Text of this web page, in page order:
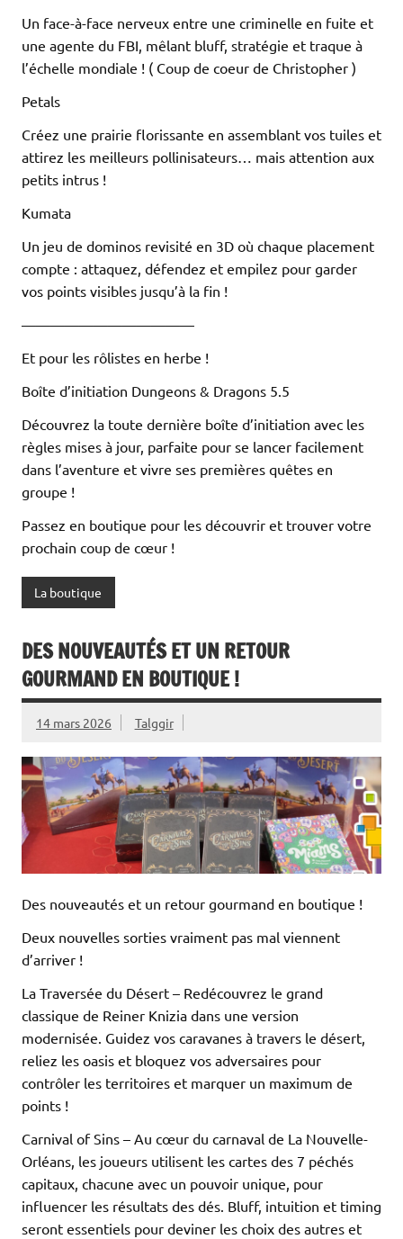
Un face-à-face nerveux entre une criminelle en fuite et
une agente du FBI, mêlant bluff, stratégie et traque à
l’échelle mondiale ! ( Coup de coeur de Christopher )
Petals
Créez une prairie florissante en assemblant vos tuiles et
attirez les meilleurs pollinisateurs… mais attention aux
petits intrus !
Kumata
Un jeu de dominos revisité en 3D où chaque placement
compte : attaquez, défendez et empilez pour garder
vos points visibles jusqu’à la fin !
————————————
Et pour les rôlistes en herbe !
Boîte d’initiation Dungeons & Dragons 5.5
Découvrez la toute dernière boîte d’initiation avec les
règles mises à jour, parfaite pour se lancer facilement
dans l’aventure et vivre ses premières quêtes en
groupe !
Passez en boutique pour les découvrir et trouver votre
prochain coup de cœur !
La boutique
DES NOUVEAUTÉS ET UN RETOUR
GOURMAND EN BOUTIQUE !
14 mars 2026 Talggir
Des nouveautés et un retour gourmand en boutique !
Deux nouvelles sorties vraiment pas mal viennent
d’arriver !
La Traversée du Désert – Redécouvrez le grand
classique de Reiner Knizia dans une version
modernisée. Guidez vos caravanes à travers le désert,
reliez les oasis et bloquez vos adversaires pour
contrôler les territoires et marquer un maximum de
points !
Carnival of Sins – Au cœur du carnaval de La Nouvelle-
Orléans, les joueurs utilisent les cartes des 7 péchés
capitaux, chacune avec un pouvoir unique, pour
influencer les résultats des dés. Bluff, intuition et timing
seront essentiels pour deviner les choix des autres et